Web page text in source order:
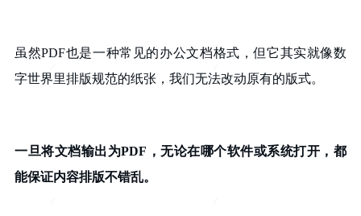
虽然PDF也是一种常见的办公文档格式，但它其实就像数
字世界里排版规范的纸张，我们无法改动原有的版式。
一旦将文档输出为PDF，无论在哪个软件或系统打开，都
能保证内容排版不错乱。